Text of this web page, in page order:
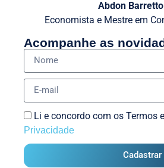
Abdon
Economista e Mestre em
Acompanhe as
Li e concordo com os Termos e
Privacidade
Cadastrar